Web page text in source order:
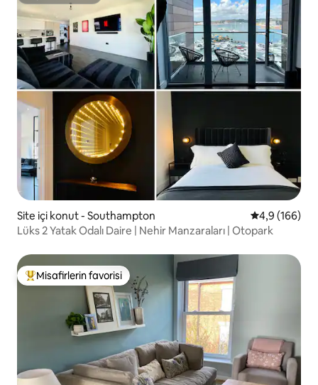
Site içi konut - Southampton 5 üzerinden
4,9 (166)
Lüks 2 Yatak Odalı Daire | Nehir Manzaraları | Otopark
Misafirlerin favorilerinden en beğenilenler arasında
Misafirlerin favorisi